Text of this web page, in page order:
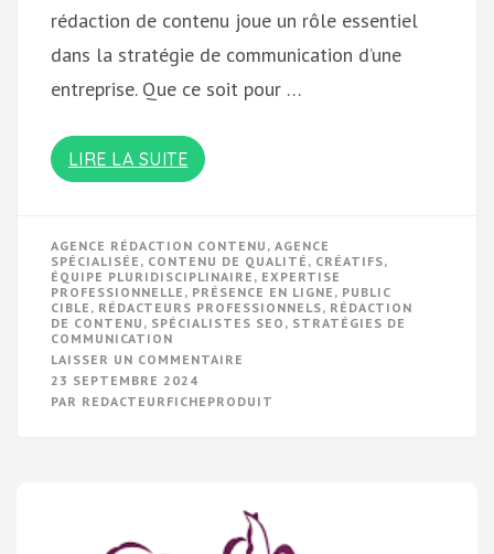
rédaction de contenu joue un rôle essentiel
dans la stratégie de communication d’une
entreprise. Que ce soit pour …
LIRE LA SUITE
AGENCE RÉDACTION CONTENU , AGENCE
SPÉCIALISÉE , CONTENU DE QUALITÉ , CRÉATIFS,
ÉQUIPE PLURIDISCIPLINAIRE , EXPERTISE
PROFESSIONNELLE , PRÉSENCE EN LIGNE , PUBLIC
CIBLE , RÉDACTEURS PROFESSIONNELS, RÉDACTION
DE CONTENU , SPÉCIALISTES SEO , STRATÉGIES DE
COMMUNICATION
LAISSER UN COMMENTAIRE
RÉDACTION
UNE
COMMUNICATION
IMPACTANTE
23 SEPTEMBRE 2024
PAR REDACTEURFICHEPRODUIT